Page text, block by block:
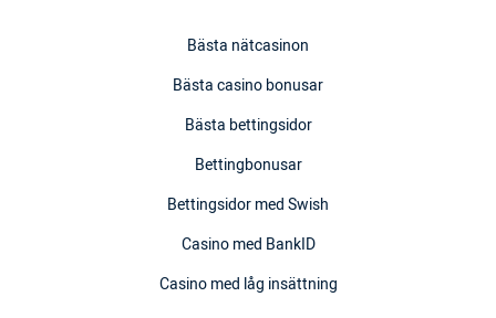
Bästa nätcasinon
Bästa casino bonusar
Bästa bettingsidor
Bettingbonusar
Bettingsidor med Swish
Casino med BankID
Casino med låg insättning